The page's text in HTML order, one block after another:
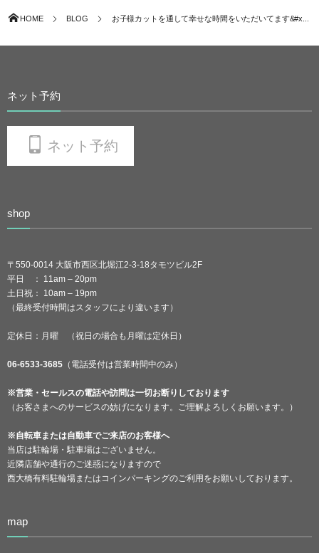
HOME BLOG お子様カットを通して幸せな時間をいただいてます&#x...
ネット予約
ネット予約
shop
〒550-0014 大阪市西区北堀江2-3-18タモツビル2F
平日 ： 11am – 20pm
土日祝： 10am – 19pm
（最終受付時間はスタッフにより違います）
定休日：月曜 （祝日の場合も月曜は定休日）
06-6533-3685 （電話受付は営業時間中のみ）
※営業・セールスの電話や訪問は一切お断りしております
（お客さまへのサービスの妨げになります。ご理解よろしくお願います。）
※自転車または自動車でご来店のお客様へ
当店は駐輪場・駐車場はございません。
近隣店舗や通行のご迷惑になりますので
西大橋有料駐輪場またはコインパーキングのご利用をお願いしております。
map